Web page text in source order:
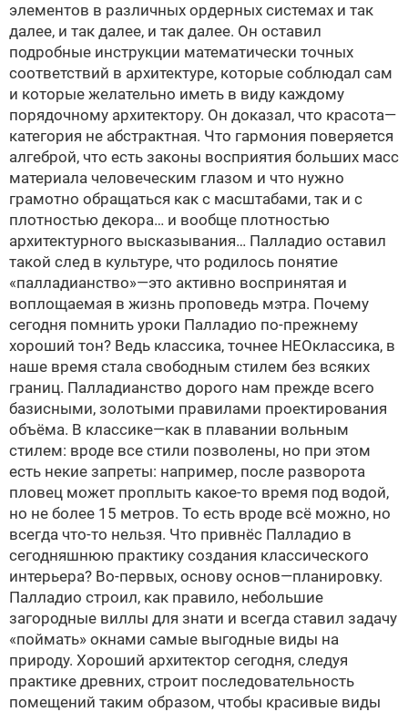
элементов в различных ордерных системах и так
далее, и так далее, и так далее. Он оставил
подробные инструкции математически точных
соответствий в архитектуре, которые соблюдал сам
и которые желательно иметь в виду каждому
порядочному архитектору. Он доказал, что красота—
категория не абстрактная. Что гармония поверяется
алгеброй, что есть законы восприятия больших масс
материала человеческим глазом и что нужно
грамотно обращаться как с масштабами, так и с
плотностью декора… и вообще плотностью
архитектурного высказывания… Палладио оставил
такой след в культуре, что родилось понятие
«палладианство»—это активно воспринятая и
воплощаемая в жизнь проповедь мэтра. Почему
сегодня помнить уроки Палладио по-прежнему
хороший тон? Ведь классика, точнее НЕОклассика, в
наше время стала свободным стилем без всяких
границ. Палладианство дорого нам прежде всего
базисными, золотыми правилами проектирования
объёма. В классике—как в плавании вольным
стилем: вроде все стили позволены, но при этом
есть некие запреты: например, после разворота
пловец может проплыть какое-то время под водой,
но не более 15 метров. То есть вроде всё можно, но
всегда что-то нельзя. Что привнёс Палладио в
сегодняшнюю практику создания классического
интерьера? Во-первых, основу основ—планировку.
Палладио строил, как правило, небольшие
загородные виллы для знати и всегда ставил задачу
«поймать» окнами самые выгодные виды на
природу. Хороший архитектор сегодня, следуя
практике древних, строит последовательность
помещений таким образом, чтобы красивые виды